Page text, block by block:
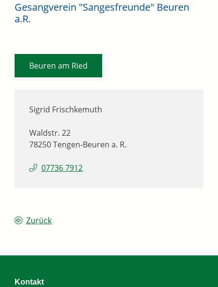
Gesangverein "Sangesfreunde" Beuren
a.R.
Sigrid Frischkemuth
Waldstr. 22
78250Tengen-Beuren a. R.
07736 7912
Beuren am Ried
Zurück
Kontakt